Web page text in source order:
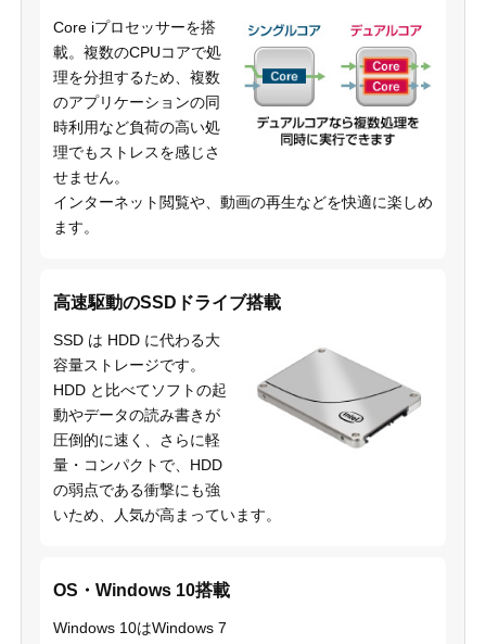
Core iプロセッサーを搭
載。複数のCPUコアで処
理を分担するため、複数
のアプリケーションの同
時利用など負荷の高い処
理でもストレスを感じさ
せません。
インターネット閲覧や、動画の再生などを快適に楽しめ
ます。
高速駆動のSSDドライブ搭載
SSD は HDD に代わる大
容量ストレージです。
HDD と比べてソフトの起
動やデータの読み書きが
圧倒的に速く、さらに軽
量・コンパクトで、HDD
の弱点である衝撃にも強
いため、人気が高まっています。
OS・Windows 10搭載
Windows 10はWindows 7